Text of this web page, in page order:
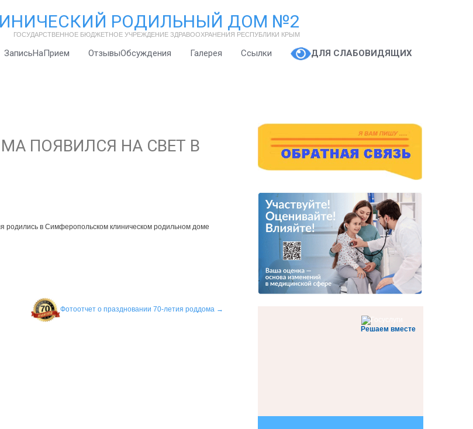
РОДИЛЬНЫЙ ДОМ №2
ГОСУДАРСТВЕННОЕ БЮДЖЕТНОЕ УЧРЕЖДЕНИЕ ЗДРАВООХРАНЕНИЯ РЕСПУБЛИКИ КРЫМ
ЗаписьНаПрием ОтзывыОбсуждения Галерея Ссылки ДЛЯ СЛАБОВИДЯЩИХ
ПОЯВИЛСЯ НА СВЕТ В
родились в Симферопольском клиническом родильном доме
Фотоотчет о праздновании 70-летия роддома →
Решаем вместе